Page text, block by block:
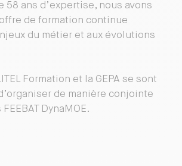
58 ans d’expertise, nous avons
de formation continue
du métier et aux évolutions
Formation et la GEPA se sont
de manière conjointe
DynaMOE.